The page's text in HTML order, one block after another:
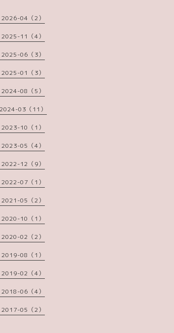
2026-04（2）
2025-11（4）
2025-06（3）
2025-01（3）
2024-08（5）
2024-03（11）
2023-10（1）
2023-05（4）
2022-12（9）
2022-07（1）
2021-05（2）
2020-10（1）
2020-02（2）
2019-08（1）
2019-02（4）
2018-06（4）
2017-05（2）